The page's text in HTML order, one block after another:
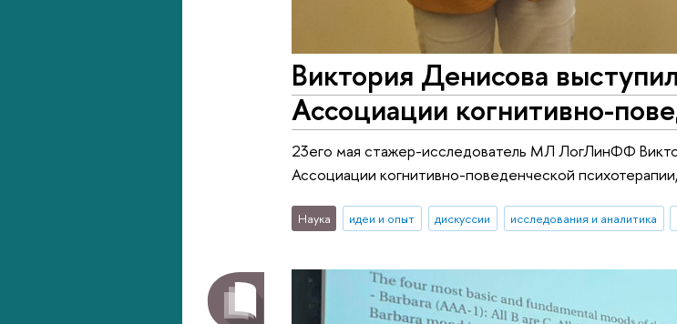
Виктория Денисова
Ассоциации когнитивно-
23его мая стажер-исследователь МЛ ЛогЛинФФ
Ассоциации когнитивно-поведенческой
Наука идеи и опыт дискуссии исследования и аналитика